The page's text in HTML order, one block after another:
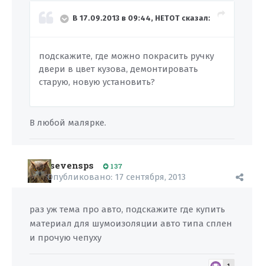
В 17.09.2013 в 09:44, HETOT сказал:
подскажите, где можно покрасить ручку
двери в цвет кузова, демонтировать
старую, новую установить?
В любой малярке.
sevensps 137
Опубликовано: 17 сентября, 2013
раз уж тема про авто, подскажите где купить
материал для шумоизоляции авто типа сплен
и прочую чепуху